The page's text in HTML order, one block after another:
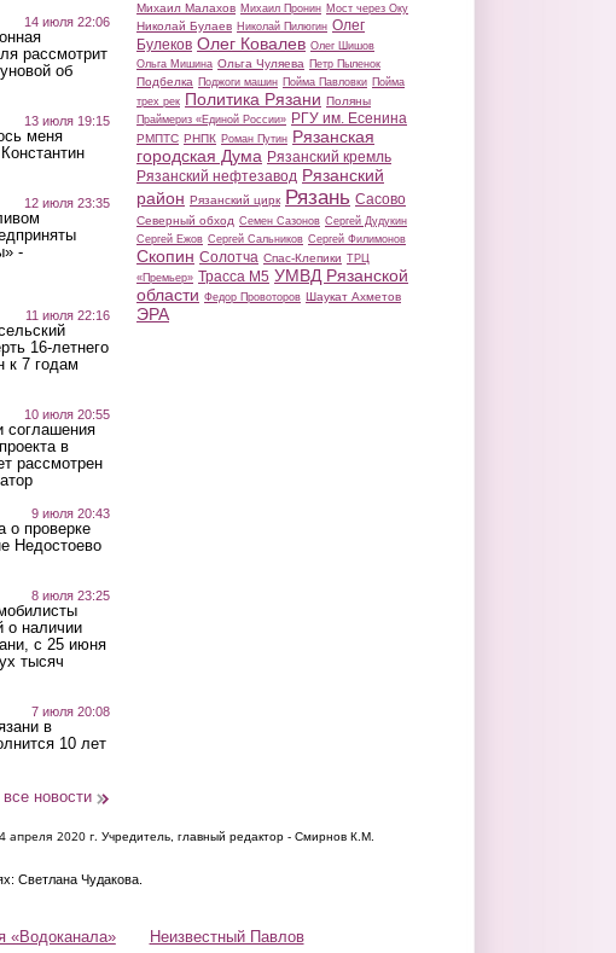
14 июля 22:06
рассмотрит
об
13 июля 19:15
меня
12 июля 23:35
-
11 июля 22:16
16-летнего
к 7 годам
10 июля 20:55
соглашения
в
рассмотрен
9 июля 20:43
о проверке
Недостоево
8 июля 23:25
о наличии
с 25 июня
тысяч
7 июля 20:08
в
10 лет
все новости
Михаил Малахов Михаил Пронин Мост через Оку
Николай Булаев Николай Пилюгин Олег
Булеков Олег Ковалев Олег Шишов
Ольга Мишина Ольга Чуляева Петр Пыленок
Подбелка Поджоги машин Пойма Павловки Пойма
трех рек Политика Рязани Поляны
Праймериз «Единой России» РГУ им. Есенина
РМПТС РНПК Роман Путин Рязанская
городская Дума Рязанский кремль
Рязанский нефтезавод Рязанский
район Рязанский цирк Рязань Сасово
Северный обход Семен Сазонов Сергей Дудукин
Сергей Ежов Сергей Сальников Сергей Филимонов
Скопин Солотча Спас-Клепики ТРЦ
«Премьер» Трасса М5 УМВД Рязанской
области Федор Провоторов Шаукат Ахметов
ЭРА
апреля 2020 г. Учредитель, главный редактор - Смирнов К.М.
Светлана Чудакова.
«Водоканала» Неизвестный Павлов